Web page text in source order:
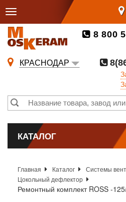
8 800
КРАСНОДАР
КАТАЛОГ
Главная Каталог
Системы
Цокольный дефлектор
Ремонтный комплект ROSS -